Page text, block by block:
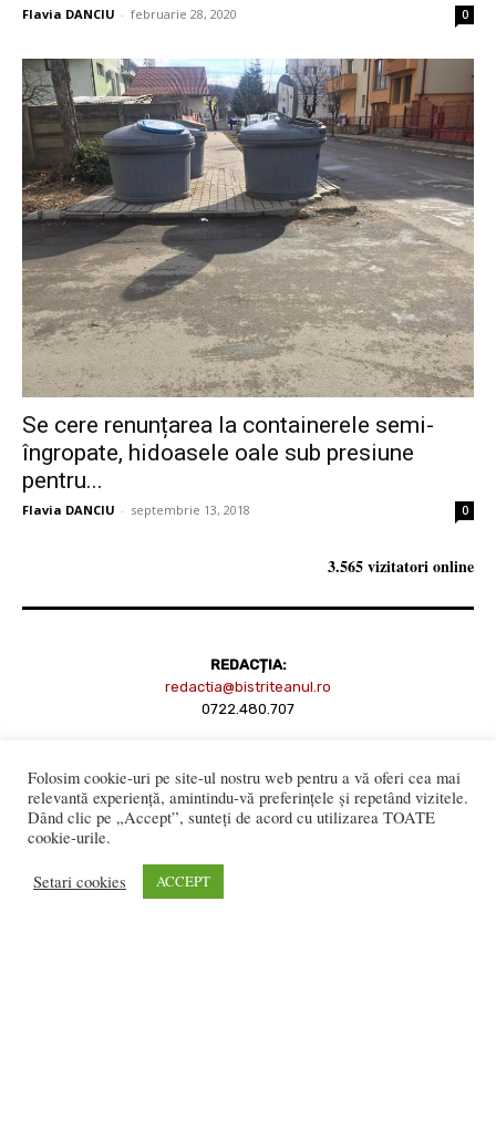
Flavia DANCIU - februarie 28, 2020 0
Se cere renunțarea la containerele semi-
îngropate, hidoasele oale sub presiune
pentru...
Flavia DANCIU - septembrie 13, 2018 0
3.565 vizitatori online
REDACȚIA:
redactia@bistriteanul.ro
0722.480.707
publicitate@bistriteanul.ro
Redacția beneficiază de serviciile juridice ale
avocati “Gaurean si Asociatii”
Folosim cookie-uri pe site-ul nostru web pentru a vă oferi cea mai
relevantă experiență, amintindu-vă preferințele și repetând vizitele.
Dând clic pe „Accept”, sunteți de acord cu utilizarea TOATE
cookie-urile.
Setari cookies ACCEPT